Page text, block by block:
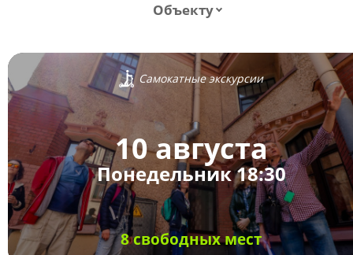
Объекту
Самокатные экскурсии
10 августа
Понедельник 18:30
8 свободных мест